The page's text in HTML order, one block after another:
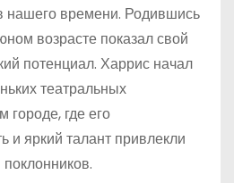
нашего времени. Родившись
возрасте показал свой
потенциал. Харрис начал
театральных
городе, где его
и яркий талант привлекли